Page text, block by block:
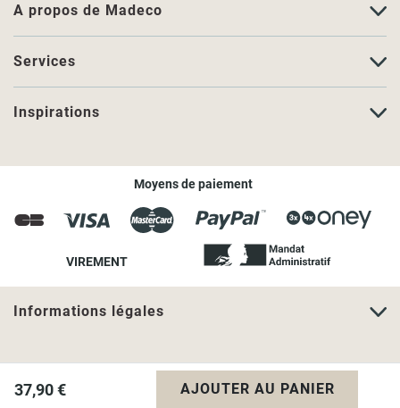
37,90 € AJOUTER AU PANIER
A propos de Madeco
Services
Inspirations
Moyens de paiement
VIREMENT
Informations légales